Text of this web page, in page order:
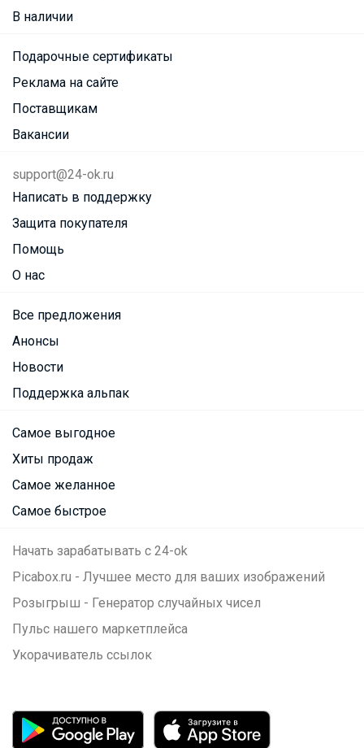
В наличии
Подарочные сертификаты
Реклама на сайте
Поставщикам
Вакансии
support@24-ok.ru
Написать в поддержку
Защита покупателя
Помощь
О нас
Все предложения
Анонсы
Новости
Поддержка альпак
Самое выгодное
Хиты продаж
Самое желанное
Самое быстрое
Начать зарабатывать с 24-ok
Picabox.ru - Лучшее место для ваших изображений
Розыгрыш - Генератор случайных чисел
Пульс нашего маркетплейса
Укорачиватель ссылок